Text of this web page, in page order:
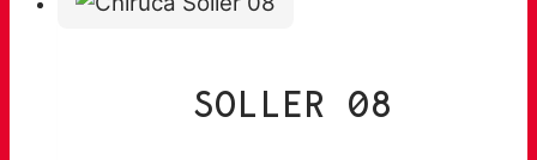
SOLLER 08